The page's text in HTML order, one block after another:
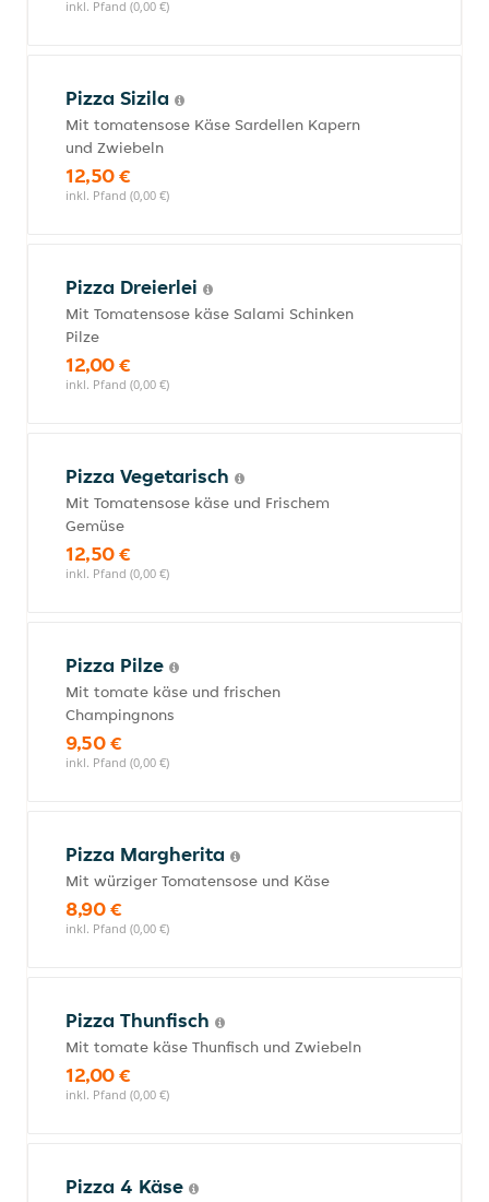
inkl. Pfand (0,00 €)
Pizza Sizila
Mit tomatensose Käse Sardellen Kapern
und Zwiebeln
12,50 €
inkl. Pfand (0,00 €)
Pizza Dreierlei
Mit Tomatensose käse Salami Schinken
Pilze
12,00 €
inkl. Pfand (0,00 €)
Pizza Vegetarisch
Mit Tomatensose käse und Frischem
Gemüse
12,50 €
inkl. Pfand (0,00 €)
Pizza Pilze
Mit tomate käse und frischen
Champingnons
9,50 €
inkl. Pfand (0,00 €)
Pizza Margherita
Mit würziger Tomatensose und Käse
8,90 €
inkl. Pfand (0,00 €)
Pizza Thunfisch
Mit tomate käse Thunfisch und Zwiebeln
12,00 €
inkl. Pfand (0,00 €)
Pizza 4 Käse